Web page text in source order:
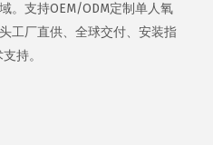
。支持OEM/ODM定制单人氧
工厂直供、全球交付、安装指
持。